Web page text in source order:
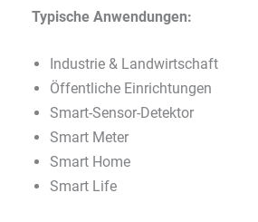
Typische Anwendungen:
Industrie & Landwirtschaft
Öffentliche Einrichtungen
Smart-Sensor-Detektor
Smart Meter
Smart Home
Smart Life